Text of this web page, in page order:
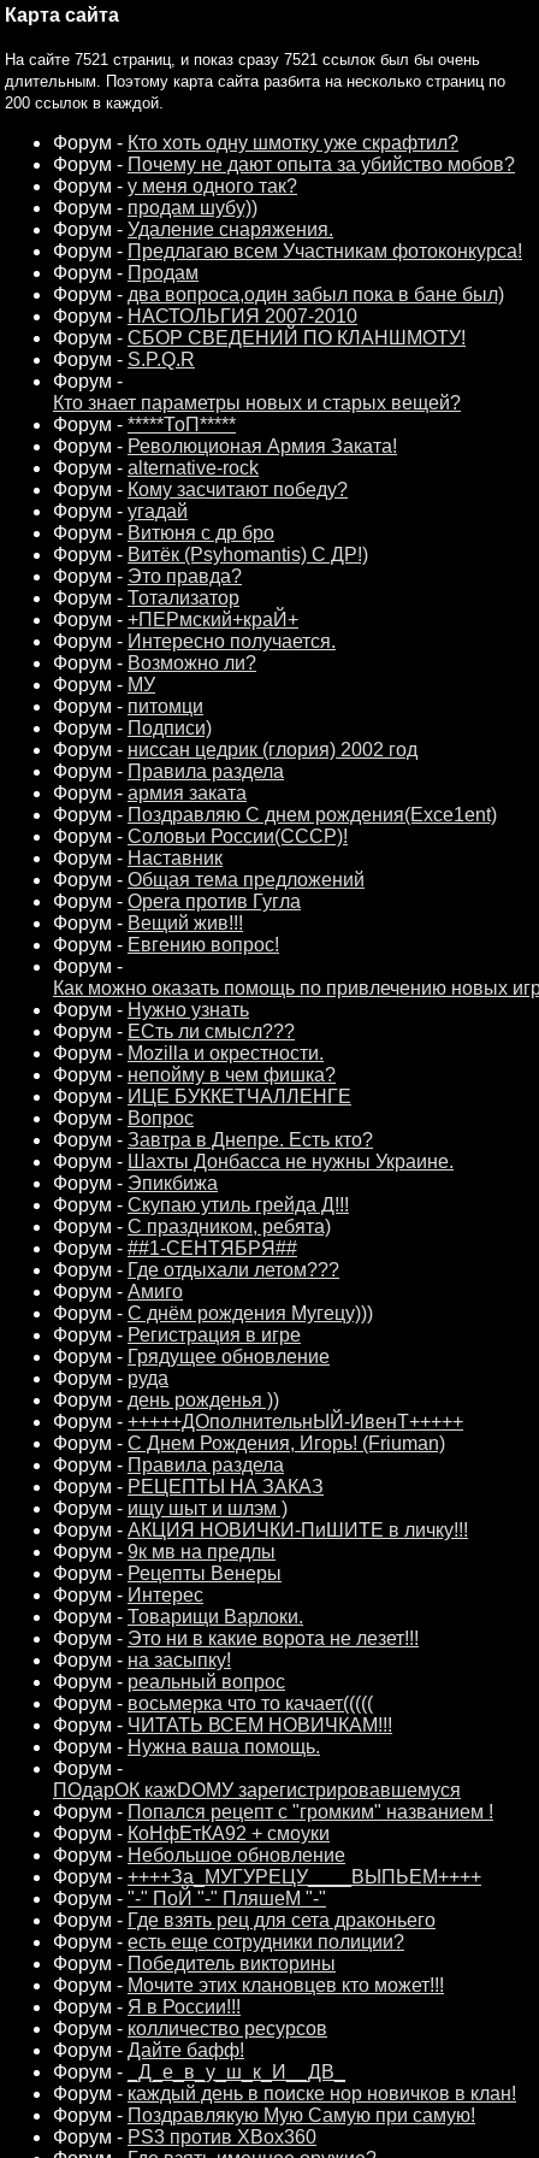
Карта сайта
На сайте 7521 страниц, и показ сразу 7521 ссылок был бы очень
длительным. Поэтому карта сайта разбита на несколько страниц по
200 ссылок в каждой.
Форум - Кто хоть одну шмотку уже скрафтил?
Форум - Почему не дают опыта за убийство мобов?
Форум - у меня одного так?
Форум - продам шубу))
Форум - Удаление снаряжения.
Форум - Предлагаю всем Участникам фотоконкурса!
Форум - Продам
Форум - два вопроса,один забыл пока в бане был)
Форум - НАСТОЛЬГИЯ 2007-2010
Форум - СБОР СВЕДЕНИЙ ПО КЛАНШМОТУ!
Форум - S.P.Q.R
Форум -
Кто знает параметры новых и старых вещей?
Форум - *****ТоП*****
Форум - Революционая Армия Заката!
Форум - alternative-rock
Форум - Кому засчитают победу?
Форум - угадай
Форум - Витюня с др бро
Форум - Витёк (Psyhomantis) С ДР!)
Форум - Это правда?
Форум - Тотализатор
Форум - +ПЕРмский+краЙ+
Форум - Интересно получается.
Форум - Возможно ли?
Форум - МУ
Форум - питомци
Форум - Подписи)
Форум - ниссан цедрик (глория) 2002 год
Форум - Правила раздела
Форум - армия заката
Форум - Поздравляю С днем рождения(Exce1ent)
Форум - Соловьи России(СССР)!
Форум - Наставник
Форум - Общая тема предложений
Форум - Opera против Гугла
Форум - Вещий жив!!!
Форум - Евгению вопрос!
Форум -
Как можно оказать помощь по привлечению новых
Форум - Нужно узнать
Форум - ЕСть ли смысл???
Форум - Mozilla и окрестности.
Форум - непойму в чем фишка?
Форум - ИЦЕ БУККЕТЧAЛЛЕНГЕ
Форум - Вопрос
Форум - Завтра в Днепре. Есть кто?
Форум - Шахты Донбасса не нужны Украине.
Форум - Эпикбижа
Форум - Скупаю утиль грейда Д!!!
Форум - С праздником, ребята)
Форум - ##1-СЕНТЯБРЯ##
Форум - Где отдыхали летом???
Форум - Амиго
Форум - С днём рождения Мугецу)))
Форум - Регистрация в игре
Форум - Грядущее обновление
Форум - руда
Форум - день рожденья ))
Форум - +++++ДОполнительнЫЙ-ИвенТ+++++
Форум - С Днем Рождения, Игорь! (Friuman)
Форум - Правила раздела
Форум - РЕЦЕПТЫ НА ЗАКАЗ
Форум - ищу шыт и шлэм )
Форум - АКЦИЯ НОВИЧКИ-ПиШИТЕ в личку!!!
Форум - 9к мв на предлы
Форум - Рецепты Венеры
Форум - Интерес
Форум - Товарищи Варлоки.
Форум - Это ни в какие ворота не лезет!!!
Форум - на засыпку!
Форум - реальный вопрос
Форум - восьмерка что то качает(((((
Форум - ЧИТАТЬ ВСЕМ НОВИЧКАМ!!!
Форум - Нужна ваша помощь.
Форум -
ПОдарОК кажDОМУ зарегистрировавшемуся
Форум - Попался рецепт с "громким" названием !
Форум - КоНфЕтКA92 + смоуки
Форум - Небольшое обновление
Форум - ++++За_МУГУРЕЦУ____ВЫПЬЕМ++++
Форум - "-" ПоЙ "-" ПляшеМ "-"
Форум - Где взять рец для сета драконьего
Форум - есть еще сотрудники полиции?
Форум - Победитель викторины
Форум - Мочите этих клановцев кто может!!!
Форум - Я в России!!!
Форум - колличество ресурсов
Форум - Дайте бафф!
Форум -
_Д_е_в_у_ш_к_И__ДВ_
Форум - каждый день в поиске нор новичков в клан!
Форум - Поздравлякую Мую Самую при самую!
Форум - PS3 против XBox360